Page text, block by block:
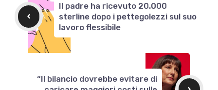
Il padre ha ricevuto 20.000
sterline dopo i pettegolezzi sul suo
lavoro flessibile
“Il bilancio dovrebbe evitare di